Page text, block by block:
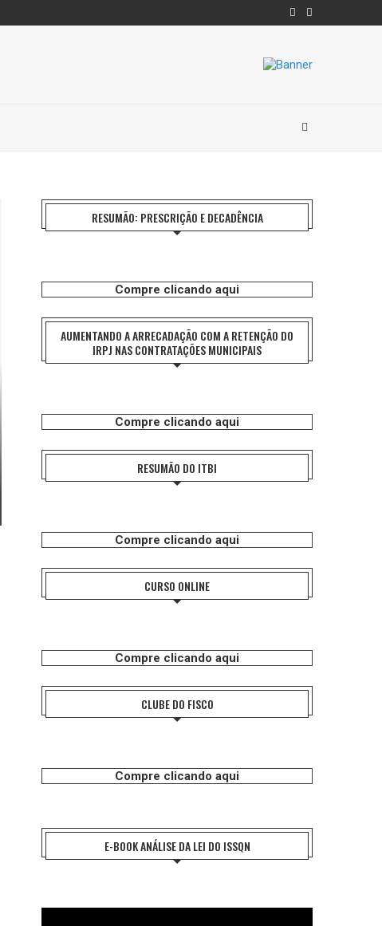
RESUMÃO: PRESCRIÇÃO E DECADÊNCIA
Compre clicando aqui
AUMENTANDO A ARRECADAÇÃO COM A RETENÇÃO DO
IRPJ NAS CONTRATAÇÕES MUNICIPAIS
Compre clicando aqui
RESUMÃO DO ITBI
Compre clicando aqui
CURSO ONLINE
Compre clicando aqui
CLUBE DO FISCO
Compre clicando aqui
E-BOOK ANÁLISE DA LEI DO ISSQN